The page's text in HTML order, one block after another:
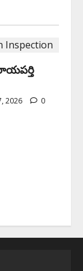
రాయపర్తి
2026 0